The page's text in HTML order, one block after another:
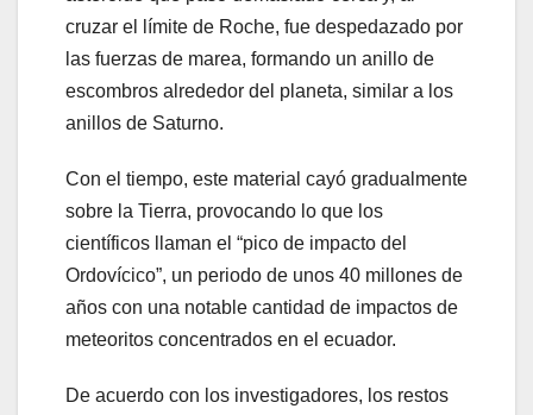
cruzar el límite de Roche, fue despedazado por
las fuerzas de marea, formando un anillo de
escombros alrededor del planeta, similar a los
anillos de Saturno.
Con el tiempo, este material cayó gradualmente
sobre la Tierra, provocando lo que los
científicos llaman el “pico de impacto del
Ordovícico”, un periodo de unos 40 millones de
años con una notable cantidad de impactos de
meteoritos concentrados en el ecuador.
De acuerdo con los investigadores, los restos